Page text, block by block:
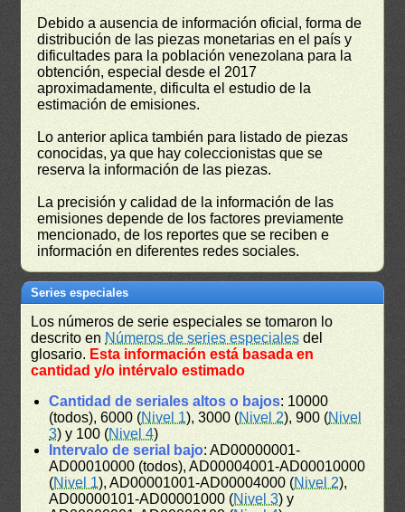
Debido a ausencia de información oficial, forma de
distribución de las piezas monetarias en el país y
dificultades para la población venezolana para la
obtención, especial desde el 2017
aproximadamente, dificulta el estudio de la
estimación de emisiones.
Lo anterior aplica también para listado de piezas
conocidas, ya que hay coleccionistas que se
reserva la información de las piezas.
La precisión y calidad de la información de las
emisiones depende de los factores previamente
mencionado, de los reportes que se reciben e
información en diferentes redes sociales.
Series especiales
Los números de serie especiales se tomaron lo
descrito en Números de series especiales del
glosario. Esta información está basada en
cantidad y/o intérvalo estimado
Cantidad de seriales altos o bajos: 10000
(todos), 6000 (Nivel 1), 3000 (Nivel 2), 900 (Nivel
3) y 100 (Nivel 4)
Intervalo de serial bajo: AD00000001-
AD00010000 (todos), AD00004001-AD00010000
(Nivel 1), AD00001001-AD00004000 (Nivel 2),
AD00000101-AD00001000 (Nivel 3) y